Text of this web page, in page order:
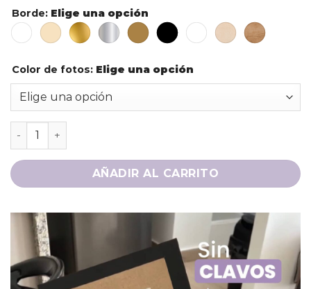
Borde: Elige una opción
Color de fotos: Elige una opción
AÑADIR AL CARRITO